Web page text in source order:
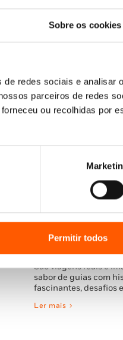
Sobre os cookies
de redes sociais e analisar
parceiros de redes
ou recolhidas por
Permitir todos
Dia Mundial da
São viagens reais e
sabor de guias com
fascinantes, desafios
Ler mais